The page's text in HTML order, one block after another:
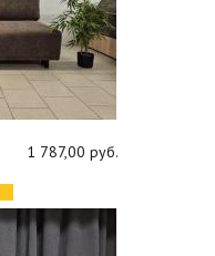
1 787,00 руб.